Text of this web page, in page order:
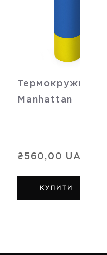
Термокружка
Manhattan
₴560,00 UAH
КУПИТИ